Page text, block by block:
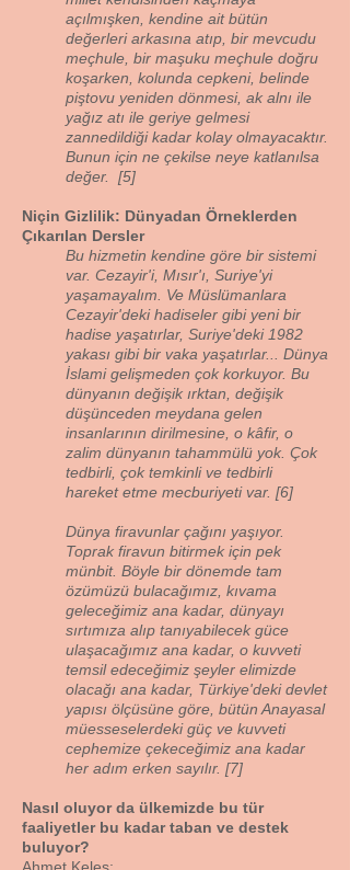
açılmışken, kendine ait bütün
değerleri arkasına atıp, bir mevcudu
meçhule, bir maşuku meçhule doğru
koşarken, kolunda cepkeni, belinde
piştovu yeniden dönmesi, ak alnı ile
yağız atı ile geriye gelmesi
zannedildiği kadar kolay olmayacaktır.
Bunun için ne çekilse neye katlanılsa
değer. [5]
Niçin Gizlilik: Dünyadan Örneklerden
Çıkarılan Dersler
Bu hizmetin kendine göre bir sistemi
var. Cezayir'i, Mısır'ı, Suriye'yi
yaşamayalım. Ve Müslümanlara
Cezayir'deki hadiseler gibi yeni bir
hadise yaşatırlar, Suriye'deki 1982
yakası gibi bir vaka yaşatırlar... Dünya
İslami gelişmeden çok korkuyor. Bu
dünyanın değişik ırktan, değişik
düşünceden meydana gelen
insanlarının dirilmesine, o kâfir, o
zalim dünyanın tahammülü yok. Çok
tedbirli, çok temkinli ve tedbirli
hareket etme mecburiyeti var. [6]
Dünya firavunlar çağını yaşıyor.
Toprak firavun bitirmek için pek
münbit. Böyle bir dönemde tam
özümüzü bulacağımız, kıvama
geleceğimiz ana kadar, dünyayı
sırtımıza alıp tanıyabilecek güce
ulaşacağımız ana kadar, o kuvveti
temsil edeceğimiz şeyler elimizde
olacağı ana kadar, Türkiye'deki devlet
yapısı ölçüsüne göre, bütün Anayasal
müesseselerdeki güç ve kuvveti
cephemize çekeceğimiz ana kadar
her adım erken sayılır. [7]
Nasıl oluyor da ülkemizde bu tür
faaliyetler bu kadar taban ve destek
buluyor?